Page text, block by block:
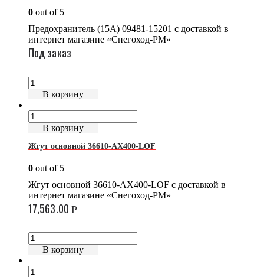
0 out of 5
Предохранитель (15А) 09481-15201 с доставкой в
интернет магазине «Снегоход-РМ»
Под заказ
В корзину
В корзину
Жгут основной 36610-AX400-LOF
0 out of 5
Жгут основной 36610-AX400-LOF с доставкой в
интернет магазине «Снегоход-РМ»
17,563.00 Р
В корзину